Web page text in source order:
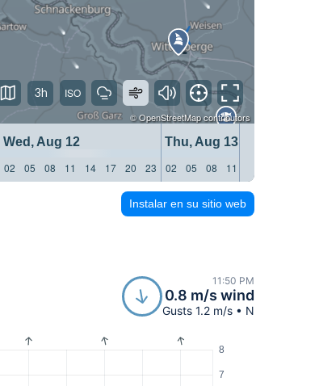
©OpenStreetMapcontributors
Wed, Aug 12
Thu, Aug 13
02 05 08 11 14 17 20 23 02 05 08 11
3h
Instalar en su sitio web
11:50 PM
0.8 m/s wind
Gusts 1.2 m/s • N
7
8